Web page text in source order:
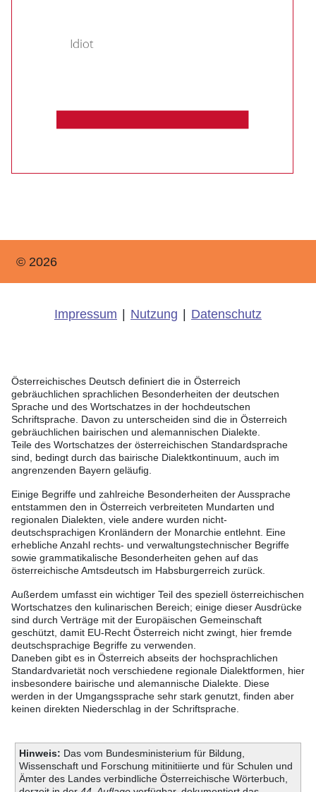
© 2026
Impressum Nutzung Datenschutz
Österreichisches Deutsch definiert die in Österreich
gebräuchlichen sprachlichen Besonderheiten der deutschen
Sprache und des Wortschatzes in der hochdeutschen
Schriftsprache. Davon zu unterscheiden sind die in Österreich
gebräuchlichen bairischen und alemannischen Dialekte.
Teile des Wortschatzes der österreichischen Standardsprache
sind, bedingt durch das bairische Dialektkontinuum, auch im
angrenzenden Bayern geläufig.
Einige Begriffe und zahlreiche Besonderheiten der Aussprache
entstammen den in Österreich verbreiteten Mundarten und
regionalen Dialekten, viele andere wurden nicht-
deutschsprachigen Kronländern der Monarchie entlehnt. Eine
erhebliche Anzahl rechts- und verwaltungstechnischer Begriffe
sowie grammatikalische Besonderheiten gehen auf das
österreichische Amtsdeutsch im Habsburgerreich zurück.
Außerdem umfasst ein wichtiger Teil des speziell österreichischen
Wortschatzes den kulinarischen Bereich; einige dieser Ausdrücke
sind durch Verträge mit der Europäischen Gemeinschaft
geschützt, damit EU-Recht Österreich nicht zwingt, hier fremde
deutschsprachige Begriffe zu verwenden.
Daneben gibt es in Österreich abseits der hochsprachlichen
Standardvarietät noch verschiedene regionale Dialektformen, hier
insbesondere bairische und alemannische Dialekte. Diese
werden in der Umgangssprache sehr stark genutzt, finden aber
keinen direkten Niederschlag in der Schriftsprache.
Hinweis: Das vom Bundesministerium für Bildung,
Wissenschaft und Forschung mitinitiierte und für Schulen und
Ämter des Landes verbindliche Österreichische Wörterbuch,